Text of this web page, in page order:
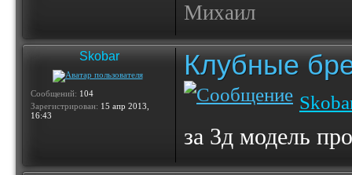
Михаил
Skobar
Сообщений: 104
Зарегистрирован: 15 апр 2013,
16:43
Клубные
за 3д модель